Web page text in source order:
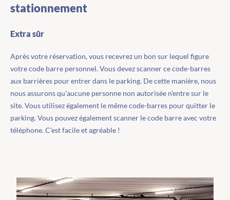
stationnement
Extra sûr
Après votre réservation, vous recevrez un bon sur lequel figure
votre code barre personnel. Vous devez scanner ce code-barres
aux barrières pour entrer dans le parking. De cette manière, nous
nous assurons qu'aucune personne non autorisée n'entre sur le
site. Vous utilisez également le même code-barres pour quitter le
parking. Vous pouvez également scanner le code barre avec votre
téléphone. C'est facile et agréable !